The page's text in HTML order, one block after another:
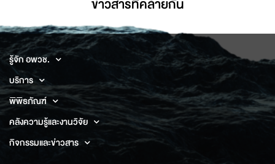
ข่าวสารที่่คล้ายกัน
รู้จัก อพวช.
บริการ
พิพิธภัณฑ์
คลังความรู้และงานวิจัย
กิจกรรมและข่าวสาร